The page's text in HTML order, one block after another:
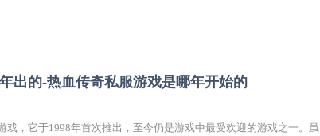
出的-热血传奇私服游戏是哪年开始的
戏，它于1998年首次推出，至今仍是游戏中最受欢迎的游戏之一。虽